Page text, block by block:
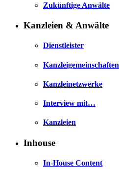
Zukünftige Anwälte
Kanzleien & Anwälte
Dienstleister
Kanzleigemeinschaften
Kanzleinetzwerke
Interview mit…
Kanzleien
Inhouse
In-House Content